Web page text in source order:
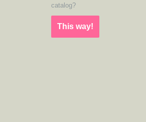
catalog?
This way!